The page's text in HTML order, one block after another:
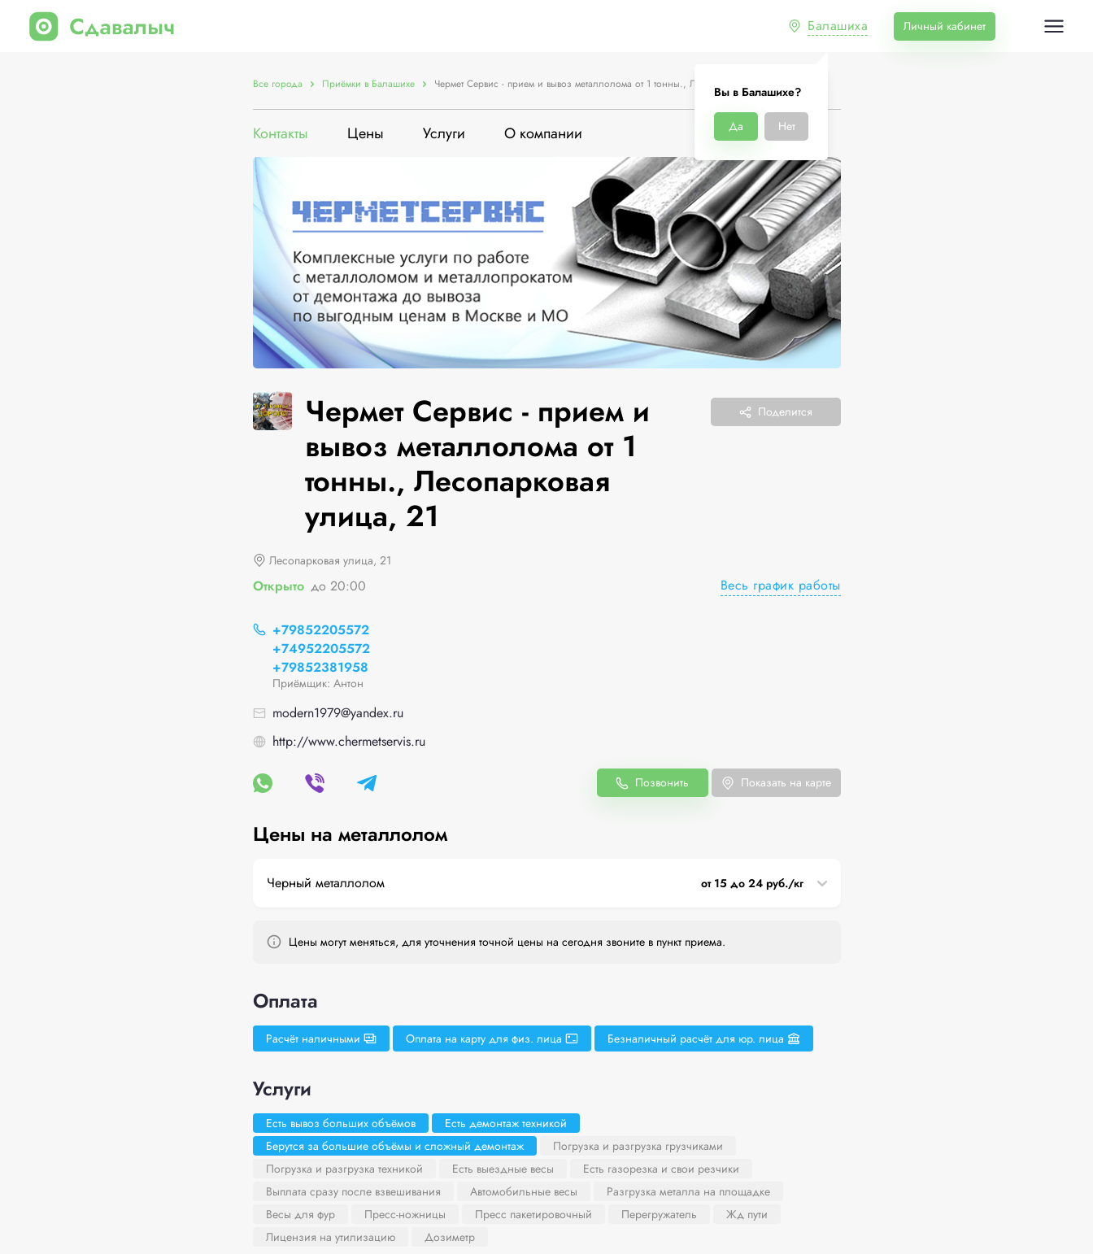
Балашиха
Вы в Балашихе?
Да Нет
Личный кабинет
Все города Приёмки в Балашихе Чермет Сервис - прием и вывоз металлолома от 1 тонны., Лесопарковая улица, 21
Контакты Цены Услуги О компании
Чермет Сервис - прием и
вывоз металлолома от 1
тонны., Лесопарковая
улица, 21
Поделится
Лесопарковая улица, 21
Открыто до 20:00 Весь график работы
+79852205572
+74952205572
+79852381958
Приёмщик: Антон
modern1979@yandex.ru
http://www.chermetservis.ru
Позвонить Показать на карте
Цены на металлолом
Черный металлолом от 15 до 24 руб./кг
Цены могут меняться, для уточнения точной цены на сегодня звоните в пункт приема.
Оплата
Расчёт наличными Оплата на карту для физ. лица Безналичный расчёт для юр. лица
Услуги
Есть вывоз больших объёмов
Есть демонтаж техникой
Берутся за большие объёмы и сложный демонтаж
Погрузка и разгрузка грузчиками
Погрузка и разгрузка техникой
Есть выездные весы
Есть газорезка и свои резчики
Выплата сразу после взвешивания
Автомобильные весы
Разгрузка металла на площадке
Весы для фур
Пресс-ножницы Пресс пакетировочный Перегружатель
Жд пути
Лицензия на утилизацию
Дозиметр